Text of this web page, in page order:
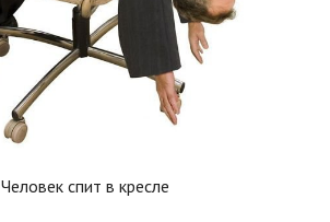
Человек спит в кресле